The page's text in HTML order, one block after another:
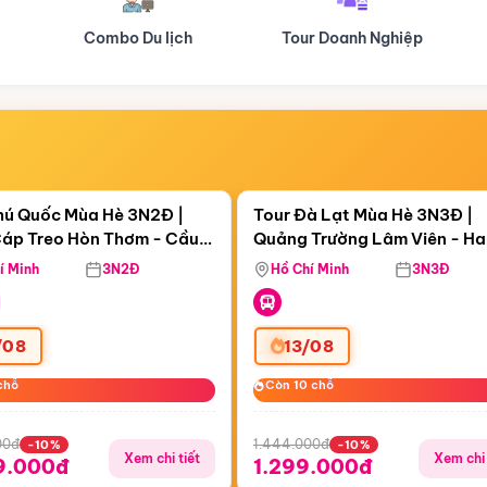
Tour Doanh Nghiệp Du lịch Hành Hương
11:36:03
Treo Hòn Thơm
Quốc Mùa Hè 3N2Đ |
Treo Hòn Thơm - Cầu
Viên Nước Aquatopia
Minh 3N2Đ
-10%
Xem chi tiết
Còn05 ngày 11:36:03
Tour Đà Lạt Mùa Hè 3N3Đ |
Quảng Trường Lâm Viên -
Hill - Puppy Farm
Hồ Chí Minh 3N3Đ
13/08
Còn 10 chỗ
Còn 10 chỗ
1.444.000đ -10%
1.299.000đ Xem